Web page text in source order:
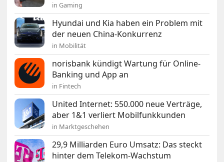
in Gaming
Hyundai und Kia haben ein Problem mit
der neuen China-Konkurrenz
in Mobilität
norisbank kündigt Wartung für Online-
Banking und App an
in Fintech
United Internet: 550.000 neue Verträge,
aber 1&1 verliert Mobilfunkkunden
in Marktgeschehen
29,9 Milliarden Euro Umsatz: Das steckt
hinter dem Telekom-Wachstum